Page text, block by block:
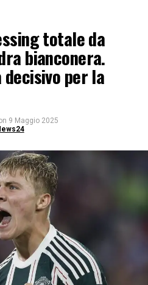
totale da
bianconera.
per la
9 Maggio 2025